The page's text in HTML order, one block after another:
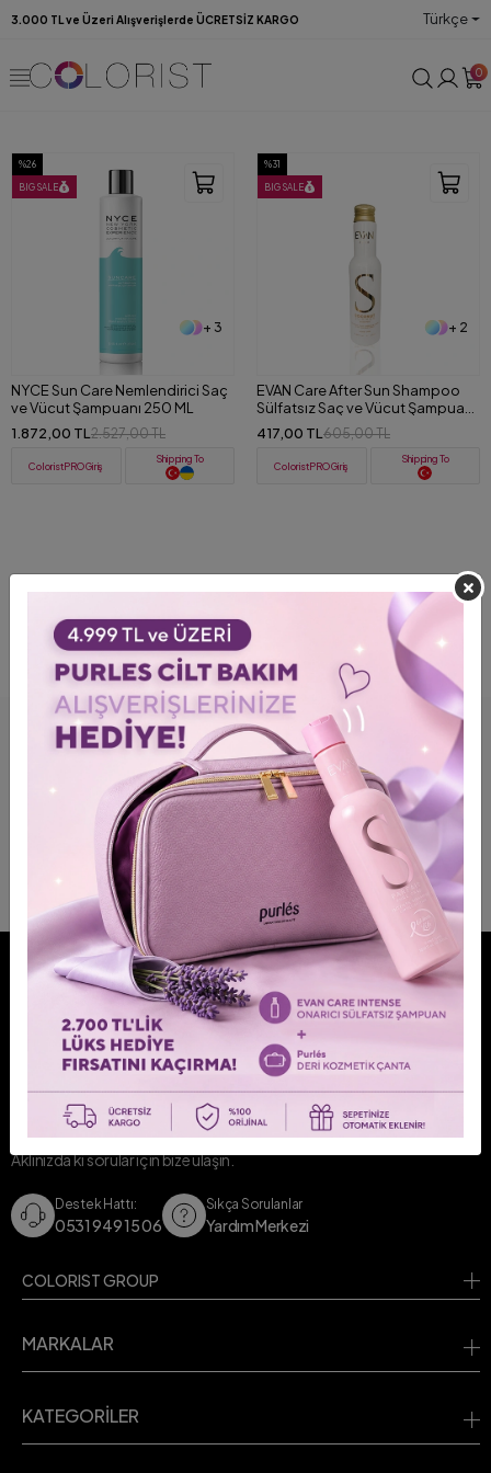
3.000 TL ve Üzeri Alışverişlerde ÜCRETSİZ KARGO Türkçe
0
%26
BIG SALE
+ 3
NYCE Sun Care Nemlendirici Saç
ve Vücut Şampuanı 250 ML
1.872,00 TL 2.527,00 TL
ColoristPRO Giriş
Shipping To
%31
BIG SALE
+ 2
EVAN Care After Sun Shampoo
Sülfatsız Saç ve Vücut Şampuanı
100 ml
417,00 TL 605,00 TL
ColoristPRO Giriş
Shipping To
MARKALARIMIZI DAHA YAKINDAN TAKIP
EDIN!
BİZE KATILIN!
Avantajlardan ve indirimlerden haberdan olun.
BİZE ULAŞIN!
Aklınızda ki sorular için bize ulaşın.
Destek Hattı:
0531 949 15 06
Sıkça Sorulanlar
Yardım Merkezi
COLORIST GROUP
MARKALAR
KATEGORİLER